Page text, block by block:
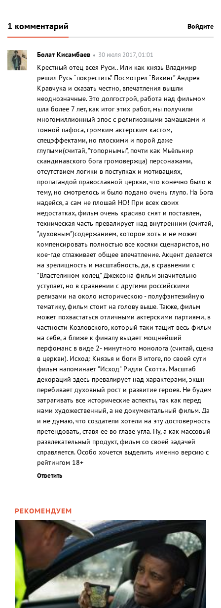
1 комментарий Войдите
Болат Кисамбаев 30 июля 2017, 01:01
Крестный отец всея Руси.. Или как князь Владимир
решил Русь “покрестить” Посмотрел “Викинг” Андрея
Кравчука и сказать честно, впечатления вышли
неоднозначные. Это долгострой, работа над фильмом
шла более 7 лет, как итог этих работ, мы получили
многомиллионный эпос с религиозными замашками и
тонной пафоса, громким актерским кастом,
спецэффектами, но плоскими и порой даже
глупыми(считай, "топорнымы", почти как Мьёльнир
скандинавского бога громовержца) персонажами,
отсутствием логики в поступках и мотивациях,
пропагандой православной церкви, что конечно было в
тему, но смотрелось и было подано очень глупо. На Бога
надейся, а сам не плошай НО! При всех своих
недостатках, фильм очень красиво снят и поставлен,
техническая часть превалирует над внутренним (считай,
"духовным")содержанием, которое хоть и не может
компенсировать полностью все косяки сценаристов, но
кое-где сглаживает общее впечатление. Акцент делается
на зрелищность и масштабность, да, в сравнении с
"Властелином колец" Джексона фильм значительно
уступает, но в сравнении с другими российскими
релизами на около историческою - полуфэнтезийную
тематику, фильм стоит на голову выше. Также, фильм
может похвастаться отличными актерскими партиями, в
частности Козловского, который таки тащит весь фильм
на себе, а ближе к финалу выдает мощнейший
перфоманс в виде 2- минутного монолога (считай, сцена
в церкви). Исход: Князья и боги В итоге, по своей сути
фильм напоминает "Исход" Ридли Скотта. Масштаб
декораций здесь превалирует над характерами, экшн
перебивает духовный рост и развитие героев. Не будем
затрагивать все исторические аспекты, так как перед
нами художественный, а не документальный фильм. Да
и не думаю, что создатели хотели на эту достоверность
претендовать, ставя ее во главе угла. Ну, а как массовый
развлекательный продукт, фильм со своей задачей
справляется. Особо хочется выделить именно версию с
рейтингом 18+
Ответить
РЕКОМЕНДУЕМ